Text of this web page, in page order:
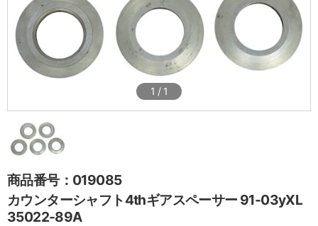
1 / 1
商品番号：019085
カウンターシャフト4thギアスペーサー 91-03yXL
35022-89A